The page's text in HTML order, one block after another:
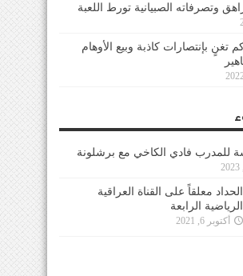
وتصرفاته الصبيانية تورط اللعبة
تغنٍ بإنتصارات كاذبة وبيع الأوهام
للمدرب فادي الكاخي مع برشلونة
الحداد معلقاً على القناة العراقية
الرياضية الرابعة
أكتوبر 6, 2021